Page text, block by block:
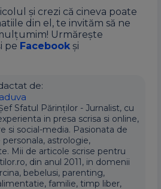
și crezi că cineva poate
din el, te invităm să ne
Urmărește
pe Facebook și
de:
Sfatul Părinților - Jurnalist, cu
in presa scrisa si online,
si social-media. Pasionata de
astrologie,
Mii de articole scrise pentru
din anul 2011, in domenii
bebelusi, parenting,
familie, timp liber,